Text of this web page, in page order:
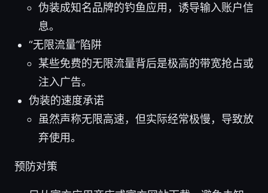
伪装成知名品牌的钓鱼应用，诱导输入账户信
息。
“无限流量”陷阱
某些免费的无限流量背后是极高的带宽抢占或
注入广告。
伪装的速度承诺
虽然声称无限高速，但实际经常极慢，导致放
弃使用。
预防对策